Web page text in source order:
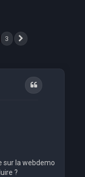
avancée
3
Citation
sur la webdemo
?